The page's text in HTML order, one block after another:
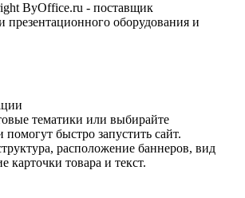
ByOffice.ru - поставщик
презентационного оборудования и
тематики или выбирайте
быстро запустить сайт.
расположение баннеров, вид
карточки товара и текст.